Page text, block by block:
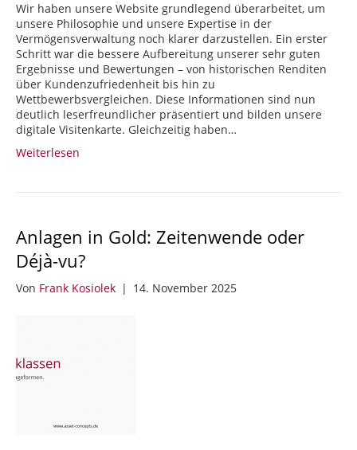
Wir haben unsere Website grundlegend überarbeitet, um
unsere Philosophie und unsere Expertise in der
Vermögensverwaltung noch klarer darzustellen. Ein erster
Schritt war die bessere Aufbereitung unserer sehr guten
Ergebnisse und Bewertungen – von historischen Renditen
über Kundenzufriedenheit bis hin zu
Wettbewerbsvergleichen. Diese Informationen sind nun
deutlich leserfreundlicher präsentiert und bilden unsere
digitale Visitenkarte. Gleichzeitig haben…
Weiterlesen
Anlagen in Gold: Zeitenwende oder
Déjà-vu?
Von Frank Kosiolek | 14. November 2025